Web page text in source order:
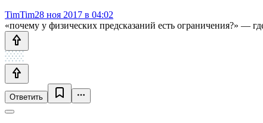
TimTim28 ноя 2017 в 04:02
«почему у физических предсказаний есть ограничения?» —
Ответить